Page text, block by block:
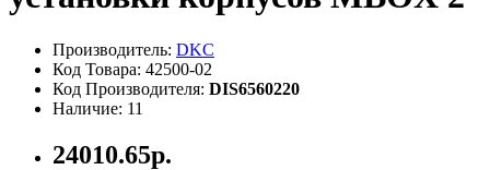
Производитель: DKC
Код Товара: 42500-02
Код Производителя: DIS6560220
Наличие: 11
24010.65р.